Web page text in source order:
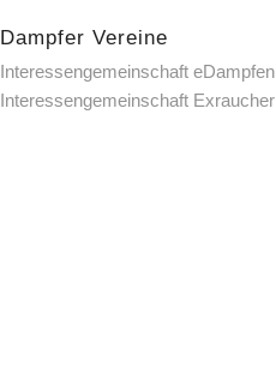
Dampfer Vereine
Interessengemeinschaft eDampfen
Interessengemeinschaft Exraucher